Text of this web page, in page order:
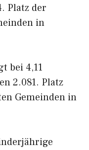
Platz der
in
bei 4,11
2.081. Platz
Gemeinden in